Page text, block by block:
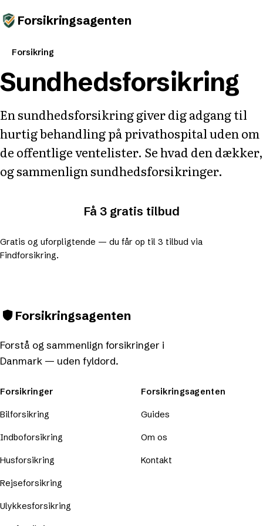
Forsikringsagenten
Forsikring
Sundhedsforsikring
En sundhedsforsikring giver dig adgang til
hurtig behandling på privathospital uden om
de offentlige ventelister. Se hvad den dækker,
og sammenlign sundhedsforsikringer.
Få 3 gratis tilbud
Gratis og uforpligtende — du får op til 3 tilbud via
Findforsikring.
Forsikringsagenten
Forstå og sammenlign forsikringer i
Danmark — uden fyldord.
Forsikringer
Bilforsikring
Indboforsikring
Husforsikring
Rejseforsikring
Ulykkesforsikring
Forsikringsagenten
Guides
Om os
Kontakt